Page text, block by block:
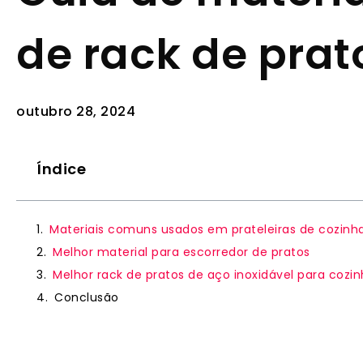
de rack de
outubro 28, 2024
Índice
Materiais comuns usados ​​em prateleiras de
Melhor material para escorredor de pratos
Melhor rack de pratos de aço inoxidável para
Conclusão